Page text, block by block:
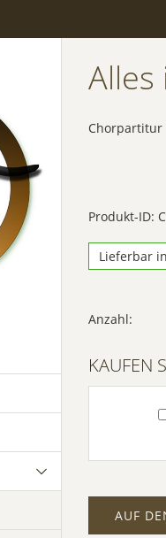
Chorpartitur
Produkt-ID:
Lieferbar
Anzahl:
KAUFEN
AUF